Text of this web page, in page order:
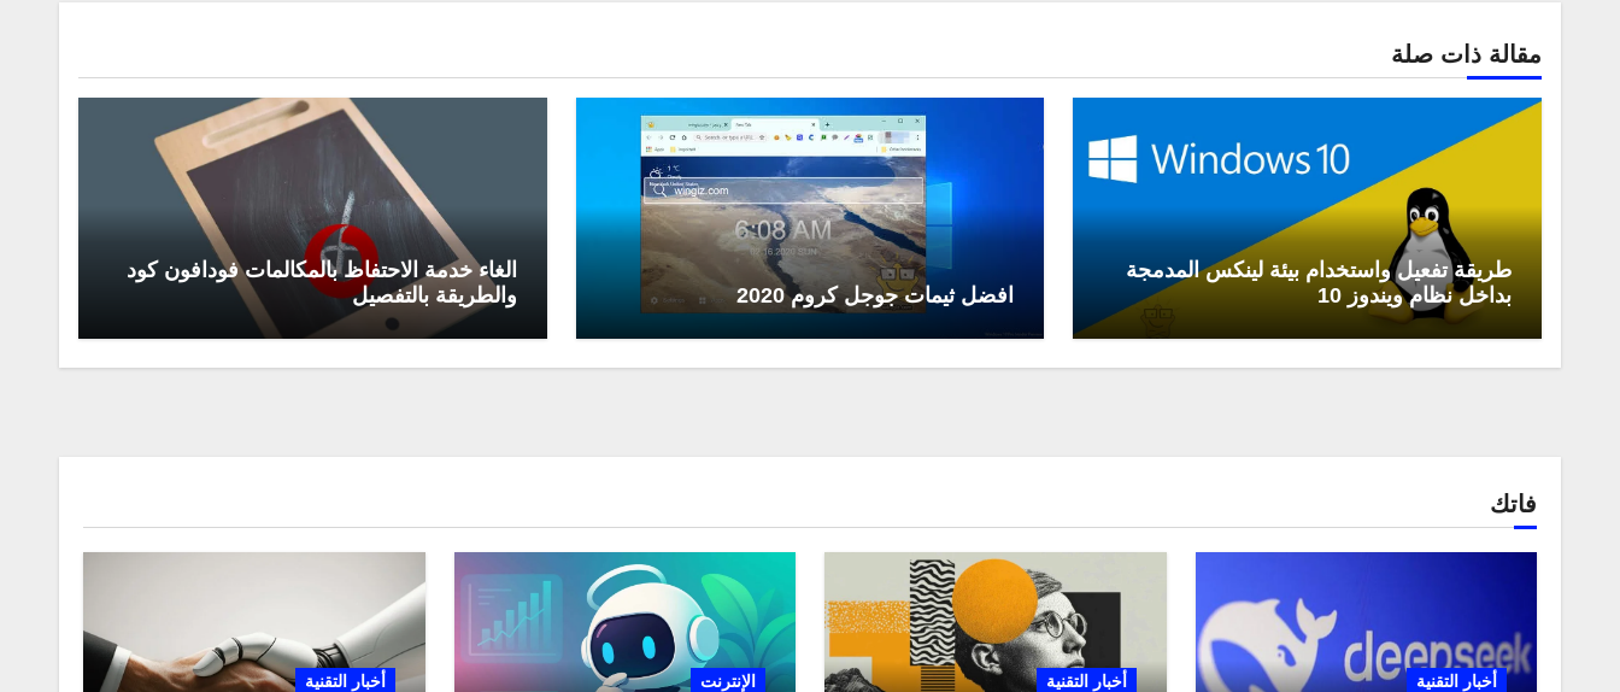
مقالة ذات صلة
طريقة تفعيل واستخدام بيئة لينكس المدمجة
بداخل نظام ويندوز 10
افضل ثيمات جوجل كروم 2020
الغاء خدمة الاحتفاظ بالمكالمات فودافون كود
والطريقة بالتفصيل
فاتك
أخبار التقنية أخبار التقنية الإنترنت أخبار التقنية